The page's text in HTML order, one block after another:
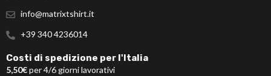
info@matrixtshirt.it
+39 340 4236014
Costi di spedizione per l'Italia
5,50€per 4/6 giorni lavorativi